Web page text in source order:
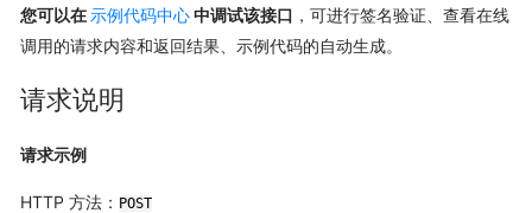
您可以在示例代码中心中调试该接口 ，可进行签名验证、查看在线
调用的请求内容和返回结果、示例代码的自动生成。
请求说明
请求示例
HTTP 方法： POST